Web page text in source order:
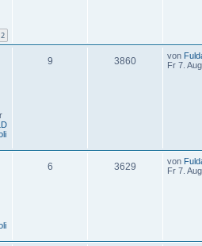
2
9 3860 von
Fr 7.
6 3629 von
Fr 7.